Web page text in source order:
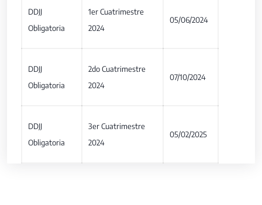
DDJJ
Obligatoria
1er Cuatrimestre
2024
05/06/2024
DDJJ
Obligatoria
2do Cuatrimestre
2024
07/10/2024
DDJJ
Obligatoria
3er Cuatrimestre
2024
05/02/2025